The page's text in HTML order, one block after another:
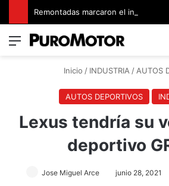
Menú
Inicio / INDUSTRIA / AUTOS
AUTOS DEPORTIVOS
Lexus tendría su
deportivo
Jose Miguel Arce junio 28, 2021